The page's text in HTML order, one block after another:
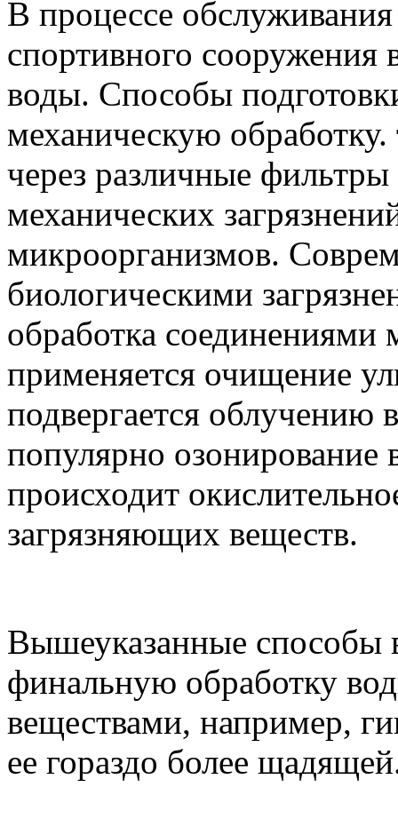
В процессе
спортивного сооружения
воды. Способы
механическую
через различные
механических
микроорганизмов.
биологическими
обработка
применяется очищение
подвергается облучению
популярно озонирование
происходит
загрязняющих веществ.
Вышеуказанные способы
финальную обработку
веществами, например,
ее гораздо более